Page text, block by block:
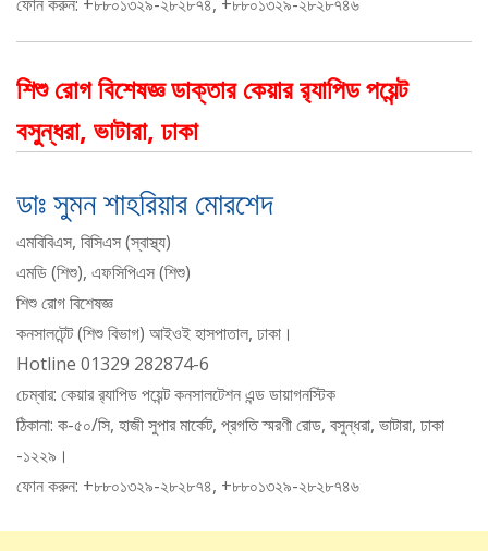
শিশু রোগ বিশেষজ্ঞ ডাক্তার কেয়ার র‌্যাপিড পয়েন্ট
বসুন্ধরা, ভাটারা, ঢাকা
ডাঃ সুমন শাহরিয়ার মোরশেদ
এমবিবিএস, বিসিএস (স্বাস্থ্য)
এমডি (শিশু), এফসিপিএস (শিশু)
শিশু রোগ বিশেষজ্ঞ
কনসালটেন্ট (শিশু বিভাগ) আইওই হাসপাতাল, ঢাকা।
Hotline 01329 282874-6
চেম্বার: কেয়ার র‍্যাপিড পয়েন্ট কনসালটেশন এন্ড ডায়াগনস্টিক
ঠিকানা: ক-৫০/সি, হাজী সুপার মার্কেট, প্রগতি স্মরণী রোড, বসুন্ধরা, ভাটারা, ঢাকা
-১২২৯।
ফোন করুন: +৮৮০১৩২৯-২৮২৮৭৪, +৮৮০১৩২৯-২৮২৮৭৪৬